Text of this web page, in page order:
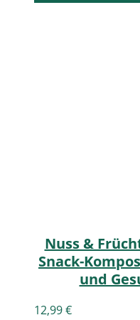
Nuss &
Snack-
und
12,99€